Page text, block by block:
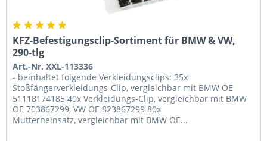
KFZ-Befestigungsclip-Sortiment für BMW & VW,
290-tlg
Art.-Nr. XXL-113336
- beinhaltet folgende Verkleidungsclips: 35x
Stoßfängerverkleidungs-Clip, vergleichbar mit BMW OE
51118174185 40x Verkleidungs-Clip, vergleichbar mit BMW
OE 703867299, VW OE 823867299 80x
Mutterneinsatz, vergleichbar mit BMW OE...